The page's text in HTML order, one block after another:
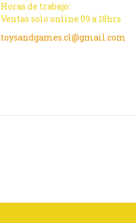
Horas de trabajo:
Ventas solo online 09 a 18hrs
toysandgames.cl@gmail.com